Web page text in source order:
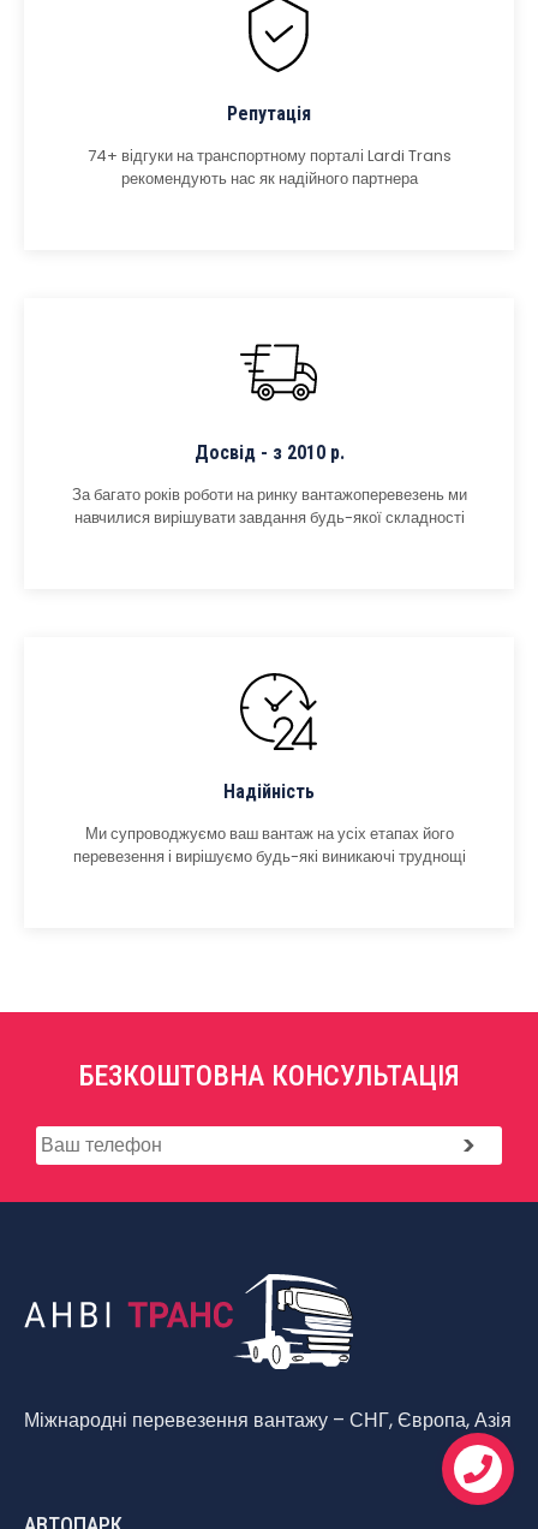
Репутація
74+ відгуки на транспортному порталі Lardi Trans
рекомендують нас як надійного партнера
Досвід - з 2010 р.
За багато років роботи на ринку вантажоперевезень ми
навчилися вирішувати завдання будь-якої складності
Надійність
Ми супроводжуємо ваш вантаж на усіх етапах його
перевезення і вирішуємо будь-які виникаючі труднощі
БЕЗКОШТОВНА КОНСУЛЬТАЦІЯ
Міжнародні перевезення вантажу – СНГ, Європа, Азія